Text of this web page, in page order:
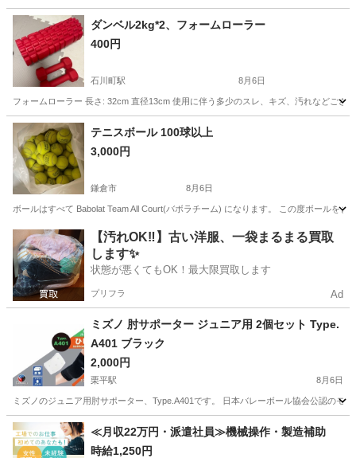
神奈川 平塚市 平塚駅 フィットネス、トレーニング
ダンベル2kg*2、フォームローラー
400円
石川町駅 8月6日
フォームローラー 長さ: 32cm 直径13cm 使用に伴う多少のスレ、キズ、汚れなどご
神奈川 横浜市 石川町駅 フィットネス、トレーニング
テニスボール 100球以上
3,000円
鎌倉市 8月6日
ボールはすべて Babolat Team All Court(バボラチーム) になります。 この度ボールを
神奈川 鎌倉市 テニス
【汚れOK‼️】古い洋服、一袋まるまる買取
します✨
状態が悪くてもOK！最大限買取します
プリフラ Ad
ミズノ 肘サポーター ジュニア用 2個セット Type.
A401 ブラック
2,000円
栗平駅 8月6日
ミズノのジュニア用肘サポーター、Type.A401です。 日本バレーボール協会公認の
神奈川 川崎市 栗平駅 その他 サポーター
≪月収22万円・派遣社員≫機械操作・製造補助
時給1,250円